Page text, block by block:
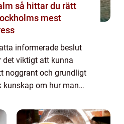
rätt
mest
informerade beslut
det viktigt att kunna
noggrant och grundligt
kunskap om hur man
och minim...